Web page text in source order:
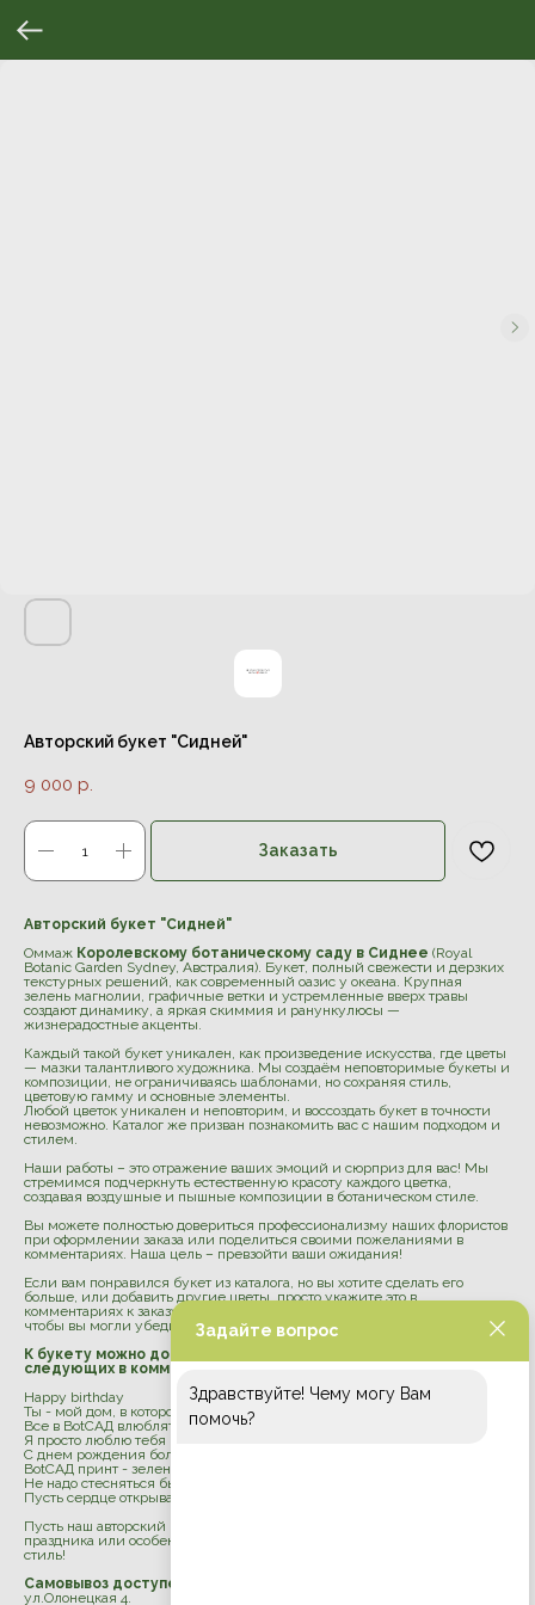
Авторский букет "Сидней"
9 000 р.
Заказать
Авторский букет "Сидней"
Оммаж Королевскому ботаническому саду в Сиднее (Royal
Botanic Garden Sydney, Австралия). Букет, полный свежести и дерзких
текстурных решений, как современный оазис у океана. Крупная
зелень магнолии, графичные ветки и устремленные вверх травы
создают динамику, а яркая скиммия и ранункулюсы —
жизнерадостные акценты.
Каждый такой букет уникален, как произведение искусства, где цветы
— мазки талантливого художника. Мы создаём неповторимые букеты и
композиции, не ограничиваясь шаблонами, но сохраняя стиль,
цветовую гамму и основные элементы.
Любой цветок уникален и неповторим, и воссоздать букет в точности
невозможно. Каталог же призван познакомить вас с нашим подходом и
стилем.
Наши работы – это отражение ваших эмоций и сюрприз для вас! Мы
стремимся подчеркнуть естественную красоту каждого цветка,
создавая воздушные и пышные композиции в ботаническом стиле.
Вы можете полностью довериться профессионализму наших флористов
при оформлении заказа или поделиться своими пожеланиями в
комментариях. Наша цель – превзойти ваши ожидания!
Если вам понравился букет из каталога, но вы хотите сделать его
больше, или добавить другие цветы, просто укажите это в
комментариях к заказу. Перед отправкой мы пришлём фото букета,
чтобы вы могли убедиться, что учтены все ваши пожелания.
К букету можно добавить открытку, выбрав одну из
следующих в комментариях к заказу:
Happy birthday
Ты - мой дом, в котором всегда весна (дом)
Все в BotСАД влюбляться в цветы (теплица)
Я просто люблю тебя
С днем рождения большая и маленькая
BotCАД принт - зеленый или охра
Не надо стесняться быть ох*енной
Пусть сердце открывается, как цветок!
Пусть наш авторский букет станет прекрасным дополнением вашего
праздника или особенного момента, отражая вашу индивидуальность и
стиль!
Самовывоз доступен по адресу:
ул.Олонецкая 4.
Задайте вопрос
Здравствуйте! Чему могу Вам
помочь?